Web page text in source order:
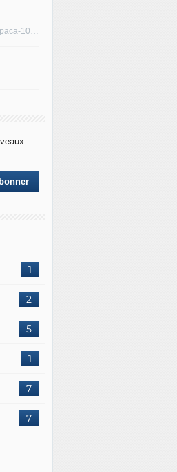
//facebook.com/La-voix-de-Nosterpaca-106434384284735
1
2
5
1
7
7